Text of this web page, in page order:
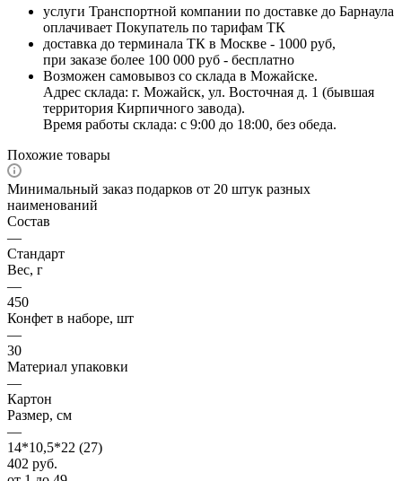
услуги Транспортной компании по доставке до Барнаула
оплачивает Покупатель по тарифам ТК
доставка до терминала ТК в Москве - 1000 руб,
при заказе более 100 000 руб - бесплатно
Возможен самовывоз со склада в Можайске.
Адрес склада: г. Можайск, ул. Восточная д. 1 (бывшая
территория Кирпичного завода).
Время работы склада: с 9:00 до 18:00, без обеда.
Похожие товары
Минимальный заказ подарков от 20 штук разных
наименований
Состав
—
Стандарт
Вес, г
—
450
Конфет в наборе, шт
—
30
Материал упаковки
—
Картон
Размер, см
—
14*10,5*22 (27)
402 руб.